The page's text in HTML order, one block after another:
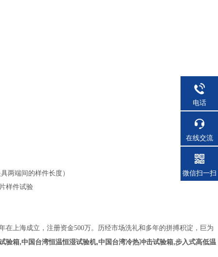
两端间的样件长度）
样件试验
上海成立，注册资金500万。历经市场洗礼和多年的拼搏积淀，巨为
验箱,中国台湾恒温恒湿试验机,中国台湾冷热冲击试验箱,步入式高低温
电话
在线交流
微信扫一扫